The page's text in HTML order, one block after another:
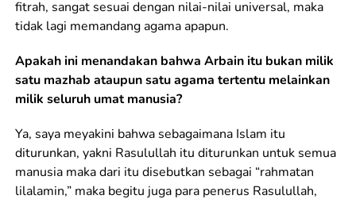
fitrah, sangat sesuai dengan nilai-nilai universal, maka
tidak lagi memandang agama apapun.
Apakah ini menandakan bahwa Arbain itu bukan milik
satu mazhab ataupun satu agama tertentu melainkan
milik seluruh umat manusia?
Ya, saya meyakini bahwa sebagaimana Islam itu
diturunkan, yakni Rasulullah itu diturunkan untuk semua
manusia maka dari itu disebutkan sebagai “rahmatan
lilalamin,” maka begitu juga para penerus Rasulullah,